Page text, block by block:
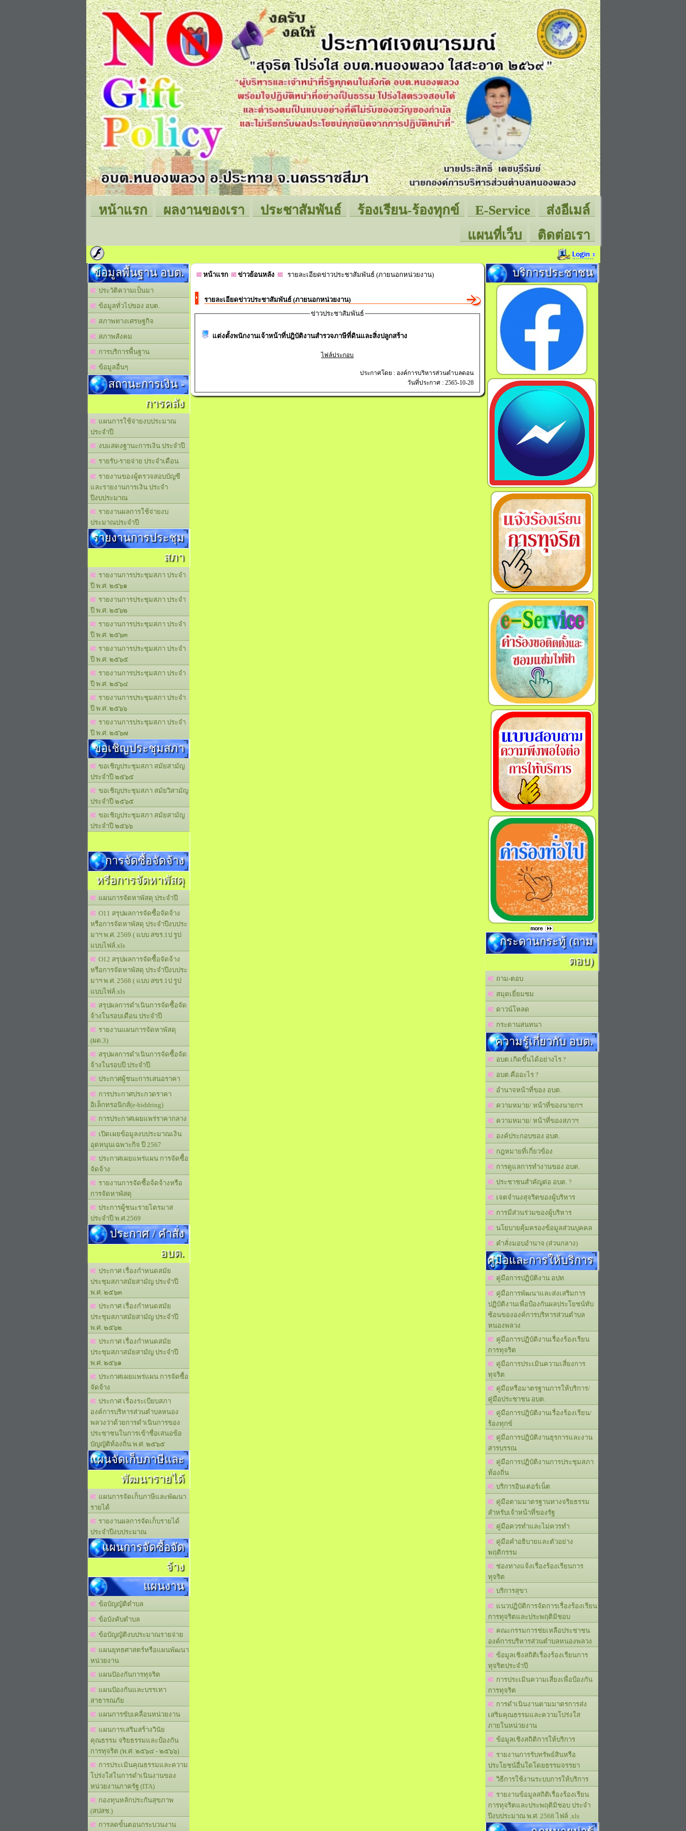
หน้าแรก ผลงานของเรา ประชาสัมพันธ์ ร้องเรียน-ร้องทุกข์ E-Service
ส่งอีเมล์
แผนที่เว็บ
ติดต่อเรา
ข้อมูลพื้นฐาน อบต.
ประวัติความเป็นมา
ข้อมูลทั่วไปของ อบต.
สภาพทางเศรษฐกิจ
สภาพสังคม
การบริการพื้นฐาน
ข้อมูลอื่นๆ
สถานะการเงิน -
การคลัง
แผนการใช้จ่ายงบประมาณ
ประจำปี
งบแสดงฐานะการเงิน ประจำปี
รายรับ-รายจ่าย ประจำเดือน
รายงานของผู้ตรวจสอบบัญชี
และรายงานการเงิน ประจำ
ปีงบประมาณ
รายงานผลการใช้จ่ายงบ
ประมาณประจำปี
รายงานการประชุม
สภา
รายงานการประชุมสภา ประจำ
ปี พ.ศ. ๒๕๖๑
รายงานการประชุมสภา ประจำ
ปี พ.ศ. ๒๕๖๒
รายงานการประชุมสภา ประจำ
ปี พ.ศ. ๒๕๖๓
รายงานการประชุมสภา ประจำ
ปี พ.ศ. ๒๕๖๕
รายงานการประชุมสภา ประจำ
ปี พ.ศ. ๒๕๖๔
รายงานการประชุมสภา ประจำ
ปี พ.ศ. ๒๕๖๖
รายงานการประชุมสภา ประจำ
ปี พ.ศ. ๒๕๖๗
ขอเชิญประชุมสภา
ขอเชิญประชุมสภา สมัยสามัญ
ประจำปี ๒๕๖๕
ขอเชิญประชุมสภา สมัยวิสามัญ
ประจำปี ๒๕๖๕
ขอเชิญประชุมสภา สมัยสามัญ
ประจำปี ๒๕๖๖
การจัดซื้อจัดจ้าง
หรือการจัดหาพัสดุ
แผนการจัดหาพัสดุ ประจำปี
O11 สรุปผลการจัดซื้อจัดจ้าง
หรือการจัดหาพัสดุ ประจำปีงบประ
มาฯ พ.ศ. 2569 ( แบบ สขร.1ป รูป
แบบไฟล์.xls
O12 สรุปผลการจัดซื้อจัดจ้าง
หรือการจัดหาพัสดุ ประจำปีงบประ
มาฯ พ.ศ. 2568 ( แบบ สขร.1ป รูป
แบบไฟล์.xls
สรุปผลการดำเนินการจัดซื้อจัด
จ้างในรอบเดือน ประจำปี
รายงานแผนการจัดหาพัสดุ
(ผด.3)
สรุปผลการดำเนินการจัดซื้อจัด
จ้างในรอบปี ประจำปี
ประกาศผู้ชนะการเสนอราคา
การประกาศประกวดราคา
อิเล็กทรอนิกส์(e-biddring)
การประกาศเผยแพร่ราคากลาง
เปิดเผยข้อมูลงบประมาณเงิน
อุดหนุนเฉพาะกิจ ปี 2567
ประกาศเผยแพร่แผน การจัดซื้อ
จัดจ้าง
รายงานการจัดซื้อจ้ดจ้างหรือ
การจัดหาพัสดุ
ประการผู้ชนะรายไตรมาส
ประจำปี พ.ศ.2569
ประกาศ / คำสั่ง
อบต.
ประกาศ เรื่องกำหนดสมัย
ประชุมสภาสมัยสามัญ ประจำปี
พ.ศ. ๒๕๖๓
ประกาศ เรื่องกำหนดสมัย
ประชุมสภาสมัยสามัญ ประจำปี
พ.ศ. ๒๕๖๒
ประกาศ เรื่องกำหนดสมัย
ประชุมสภาสมัยสามัญ ประจำปี
พ.ศ. ๒๕๖๑
ประกาศเผยแพร่แผน การจัดซื้อ
จัดจ้าง
ประกาศ เรื่องระเบียบสภา
องค์การบริหารส่วนตำบลหนอง
พลวงว่าด้วยการดำเนินการของ
ประชาชนในการเข้าชื่อเสนอข้อ
บัญญัติท้องถิ่น พ.ศ. ๒๕๖๕
แผนจัดเก็บภาษีและ
พัฒนารายได้
แผนการจัดเก็บภาษีและพัฒนา
รายได้
รายงานผลการจัดเก็บรายได้
ประจำปีงบประมาณ
แผนการจัดซื้อจัด
จ้าง
แผนงาน
ข้อบัญญัติตำบล
ข้อบังคับตำบล
ข้อบัญญัติงบประมาณรายจ่าย
แผนยุทธศาสตร์หรือแผนพัฒนา
หน่วยงาน
แผนปัองกันการทุจริต
แผนปัองกันและบรรเทา
สาธารณภัย
แผนการขับเคลื่อนหน่วยงาน
แผนการเสริมสร้างวินัย
คุณธรรม จริยธรรมและป้องกัน
การทุจริต (พ.ศ. ๒๕๖๔ - ๒๕๖๖)
การประเมินคุณธรรมและความ
โปร่งใสในการดำเนินงานของ
หน่วยงานภาครัฐ (ITA)
กองทุนหลักประกันสุขภาพ
(สปสช.)
การลดขั้นตอนกระบวนงาน
หน้าแรก ข่าวย้อนหลัง รายละเอียดข่าวประชาสัมพันธ์ (ภายนอกหน่วยงาน)
รายละเอียดข่าวประชาสัมพันธ์ (ภายนอกหน่วยงาน)
ข่าวประชาสัมพันธ์
แต่งตั้งพนักงานเจ้าหน้าที่ปฎิบัติงานสำรวจภาษีที่ดินและสิ่งปลูกสร้าง
ไฟล์ประกอบ
ประกาศโดย : องค์การบริหารส่วนตำบลดอน
วันที่ประกาศ : 2565-10-28
บริการประชาชน
กระดานกระทู้ (ถาม
ตอบ)
ถาม-ตอบ
สมุดเยี่ยมชม
ดาวน์โหลด
กระดานสนทนา
ความรู้เกี่ยวกับ อบต.
อบต.เกิดขึ้นได้อย่างไร ?
อบต.คืออะไร ?
อำนาจหน้าที่ของ อบต.
ความหมาย/ หน้าที่ของนายกฯ
ความหมาย/ หน้าที่ของสภาฯ
องค์ประกอบของ อบต.
กฎหมายที่เกี่ยวข้อง
การดูแลการทำงานของ อบต.
ประชาชนสำคัญต่อ อบต. ?
เจตจำนงสุจริตของผู้บริหาร
การมีส่วนร่วมของผู้บริหาร
นโยบายคุ้มครองข้อมูลส่วนบุคคล
คำสั่งมอบอำนาจ (ส่วนกลาง)
คู่มือและการให้บริการ
คู่มือการปฏิบัติงาน อปท.
คู่มือการพัฒนาและส่งเสริมการ
ปฏิบัติงานเพื่อป้องกันผลประโยชน์ทับ
ซ้อนขององค์การบริหารส่วนตำบล
หนองพลวง
คู่มือการปฏิบัติงานเรื่องร้องเรียน
การทุจริต
คู่มือการประเมินความเสี่ยงการ
ทุจริต
คู่มือหรือมาตรฐานการให้บริการ/
คู่มือประชาชน อบต.
คู่มือการปฎิบัติงานเรื่องร้องเรียน/
ร้องทุกข์
คู่มือการปฏิบัติงานธุรการและงาน
สารบรรณ
คู่มือการปฏิบัติงานการประชุมสภา
ท้องถิ่น
บริการอินเตอร์เน็ต
คู่มือตามมาตรฐานทางจริยธรรม
สำหรับเจ้าหน้าที่ของรัฐ
คู่มือควรทำและไม่ควรทำ
คู่มือคำอธิบายและตัวอย่าง
พฤติกรรม
ช่องทางแจ้งเรื่องร้องเรียนการ
ทุจริต
บริการสุขา
แนวปฏิบัติการจัดการเรื่องร้องเรียน
การทุจริตและประพฤติมิชอบ
คณะกรรมการช่ยเหลือประชาชน
องค์การบริหารส่วนตำบลหนองพลวง
ข้อมูลเชิงสถิติเรื่องร้องเรียนการ
ทุจริตประจำปี
การประเมินความเสี่ยงเพื่อป้องกัน
การทุจริต
การดำเนินงานตามมาตรการส่ง
เสริมคุณธรรมและความโปร่งใส
ภายในหน่วยงาน
ข้อมูลเชิงสถิติการให้บริการ
รายงานการรับทรัพย์สินหรือ
ประโยชน์อื่นใดโดยธรรมจรรยา
วิธีการใช้งานระบบการให้บริการ
รายงานข้อมูลสถิติเรื่องร้องเรียน
การทุจริตและประพฤติมิชอบ ประจำ
ปีงบประมาณ พ.ศ. 2568 ไฟล์ .xls